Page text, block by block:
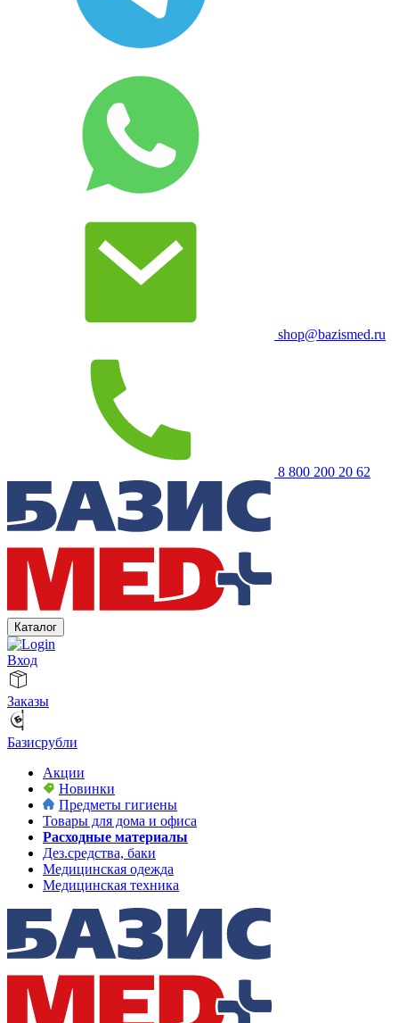
shop@bazismed.ru
8 800 200 20 62
Каталог
Вход
Заказы
Базисрубли
Акции
Новинки
Предметы гигиены
Товары для дома и офиса
Расходные материалы
Дез.средства, баки
Медицинская одежда
Медицинская техника